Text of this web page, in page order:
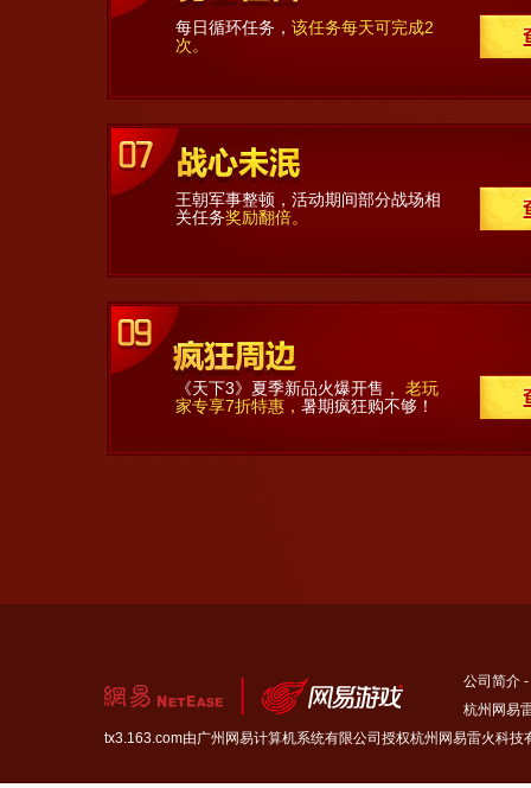
每日循环任务， 该任务每天可完成2
次。
王朝军事整顿，活动期间部分战场相
关任务奖励翻倍。
《天下3》夏季新品火爆开售， 老玩
家专享7折特惠， 暑期疯狂购不够！
公司简介 -
杭州网易
tx3.163.com由广州网易计算机系统有限公司授权杭州网易雷火科技